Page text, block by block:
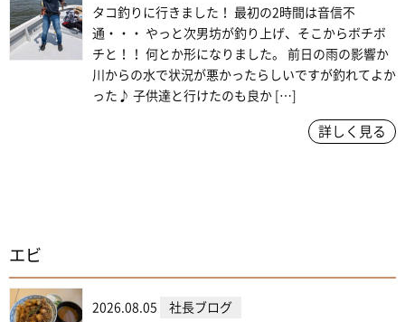
タコ釣りに行きました！ 最初の2時間は音信不
通・・・ やっと次男坊が釣り上げ、そこからボチボ
チと！！ 何とか形になりました。 前日の雨の影響か
川からの水で状況が悪かったらしいですが釣れてよか
った♪ 子供達と行けたのも良か […]
詳しく見る
エビ
2026.08.05 社長ブログ